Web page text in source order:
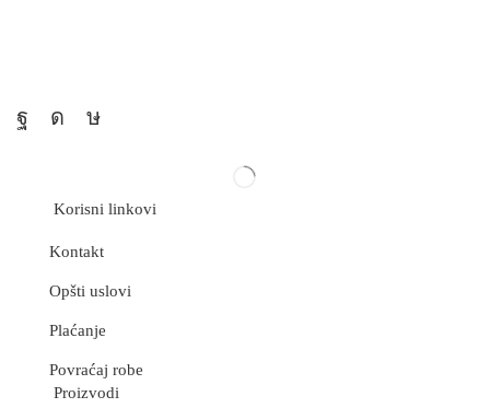
Korisni linkovi
Kontakt
Opšti uslovi
Plaćanje
Povraćaj robe
Proizvodi